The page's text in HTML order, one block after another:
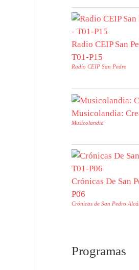
Radio CEIP San
T01-P15
Radio CEIP San Pedro
Musicolandia:
Musicolandia
Crónicas De San
P06
Crónicas de San Pedro
Programas